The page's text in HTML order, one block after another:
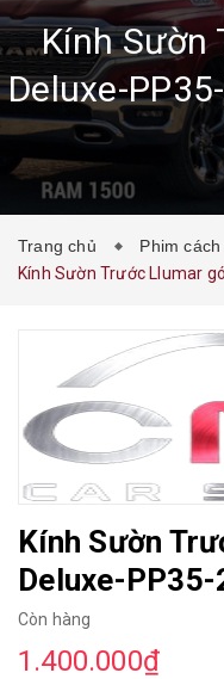
HỖ TRỢ SETUP
Kính Sườn
Deluxe-
Trang chủ
Phim
Kính Sườn Trước Llumar
Kính Sườn
Deluxe-
Còn hàng
1.400.000₫